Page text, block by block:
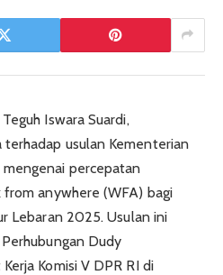
Iswara Suardi,
usulan Kementerian
mengenai percepatan
anywhere (WFA) bagi
Lebaran 2025. Usulan ini
Dudy
Komisi V DPR RI di